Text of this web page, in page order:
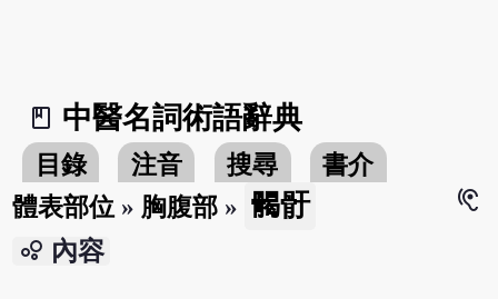
book_2
中醫名詞術語辭典
目錄 注音 搜尋
書介
體表部位 » 胸腹部 » 𩩲骬
hearing
bubble_chart 內容